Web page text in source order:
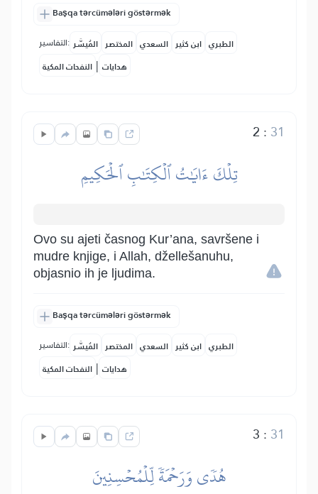
Başqa tərcümələri göstərmək
التفاسير: المُيسَّر المختصر السعدي ابن كثير الطبري
النفحات المكية | هدايات
2 : 31
تِلۡكَ ءَايَٰتُ ٱلۡكِتَٰبِ ٱلۡحَكِيمِ
Ovo su ajeti časnog Kur’ana, savršene i
mudre knjige, i Allah, džellešanuhu,
objasnio ih je ljudima.
Başqa tərcümələri göstərmək
التفاسير: المُيسَّر المختصر السعدي ابن كثير الطبري
النفحات المكية | هدايات
3 : 31
هُدٗى وَرَحۡمَةٗ لِّلۡمُحۡسِنِينَ